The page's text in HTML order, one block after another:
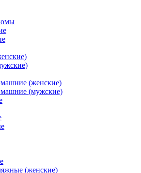
(женские)
(мужские)
(женские)